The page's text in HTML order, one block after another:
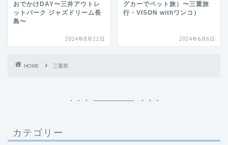
おでかけDAY〜三井アウトレ
ットパーク ジャズドリーム長
島〜
2024年8月22日
グカーでペット旅）〜三重旅
行・VISON withワンコ）
2024年6月6日
HOME 三重県
カテゴリー